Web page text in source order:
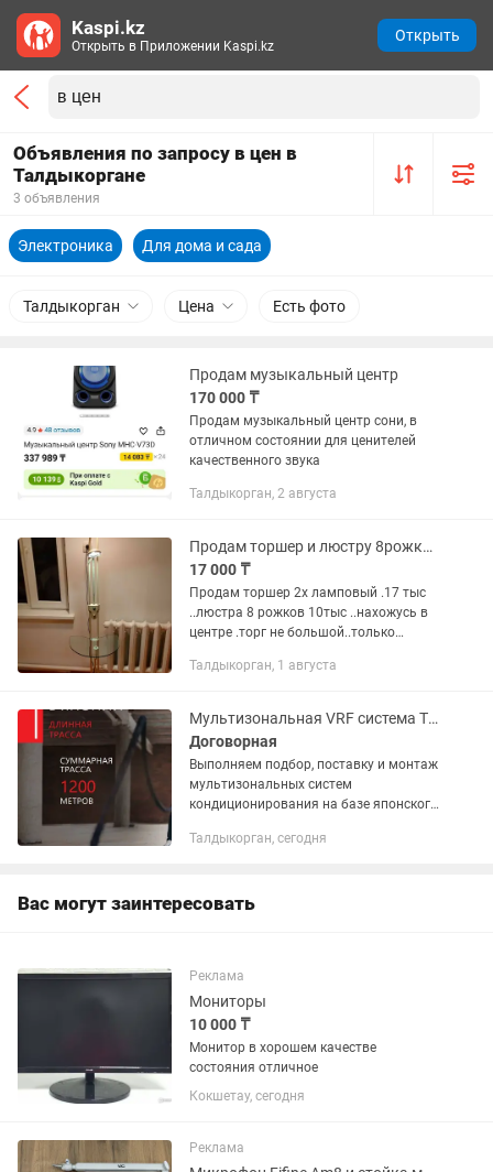
Объявления по запросу в цен в
Талдыкоргане
3 объявления
Электроника Для дома и сада
Талдыкорган Цена Есть фото
Продам музыкальный центр
170 000 ₸
Продам музыкальный центр сони, в
отличном состоянии для ценителей
качественного звука
Талдыкорган, 2 августа
Продам торшер и люстру 8рожковую
17 000 ₸
Продам торшер 2х ламповый .17 тыс
..люстра 8 рожков 10тыс ..нахожусь в
центре .торг не большой..только
Талдыкорган, 1 августа
Мультизональная VRF система TOSHIBA в Талдыкоргане
Договорная
Выполняем подбор, поставку и монтаж
мультизональных систем
кондиционирования на базе японского
VRF-системы TOSHIBA эффективно и с
Талдыкорган, сегодня
Вас могут заинтересовать
Реклама
Мониторы
10 000 ₸
Монитор в хорошем качестве
состояния отличное
Кокшетау, сегодня
Реклама
Kaspi.kz
Открыть в Приложении Kaspi.kz
Открыть